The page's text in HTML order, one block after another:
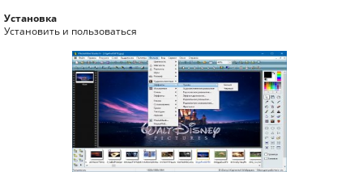
Установка
Установить и пользоваться